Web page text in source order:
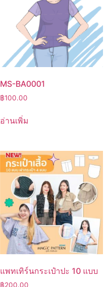
MS-BA0001
฿100.00
อ่านเพิ่ม
แพทเทิร์นกระเป๋าปะ 10 แบบ
฿200.00